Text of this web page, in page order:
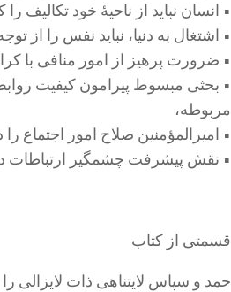
• انسان نباید از ناحیۀ خود تکالیف را
• اشتغال به دنیا، نباید نفس را از
• ضرورت پرهیز از امور منافی با
• بحثی مبسوط پیرامون کیفیت
مربوطه،
• امیرالمؤمنین صلاح امور اجتماع
• نقش پیشرفت چشمگیر ارتباطات
قسمتی از کتاب
حمد و سپاس لایتناهی ذات